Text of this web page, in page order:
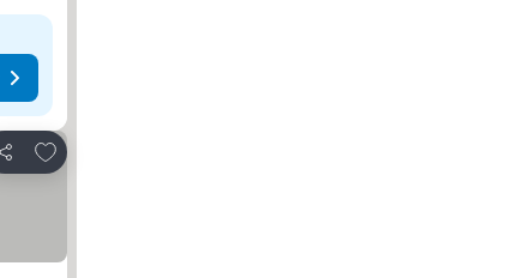
Κοινοποίηση
Προσθήκη στα αγαπημένα